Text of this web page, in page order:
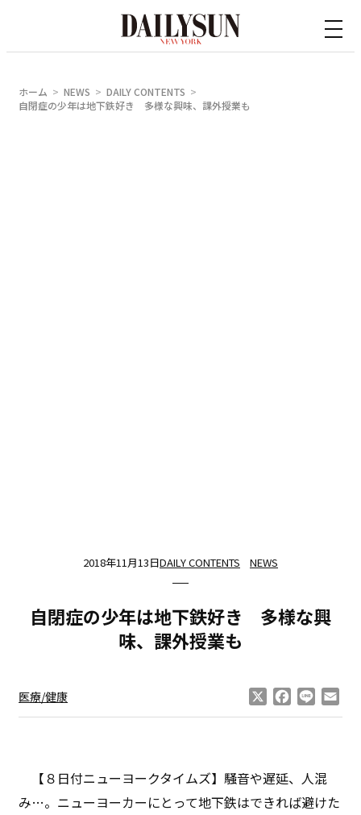
ホーム NEWS
DAILY CONTENTS
自閉症の少年は地下鉄好き 多様な興味、課外授業も
2018年11月13日DAILY CONTENTS NEWS
自閉症の少年は地下鉄好き 多様な興
味、課外授業も
医療/健康 Facebook
Line
【８日付ニューヨークタイムズ】騒音や遅延、人混
み…。ニューヨーカーにとって地下鉄はできれば避けた